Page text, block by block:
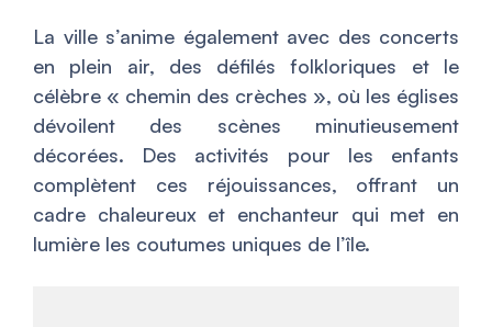
La ville s’anime également avec des concerts
en plein air, des défilés folkloriques et le
célèbre « chemin des crèches », où les églises
dévoilent des scènes minutieusement
décorées. Des activités pour les enfants
complètent ces réjouissances, offrant un
cadre chaleureux et enchanteur qui met en
lumière les coutumes uniques de l’île.